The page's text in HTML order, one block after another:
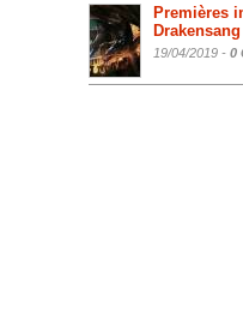
Premières
19/04/2019 - 0